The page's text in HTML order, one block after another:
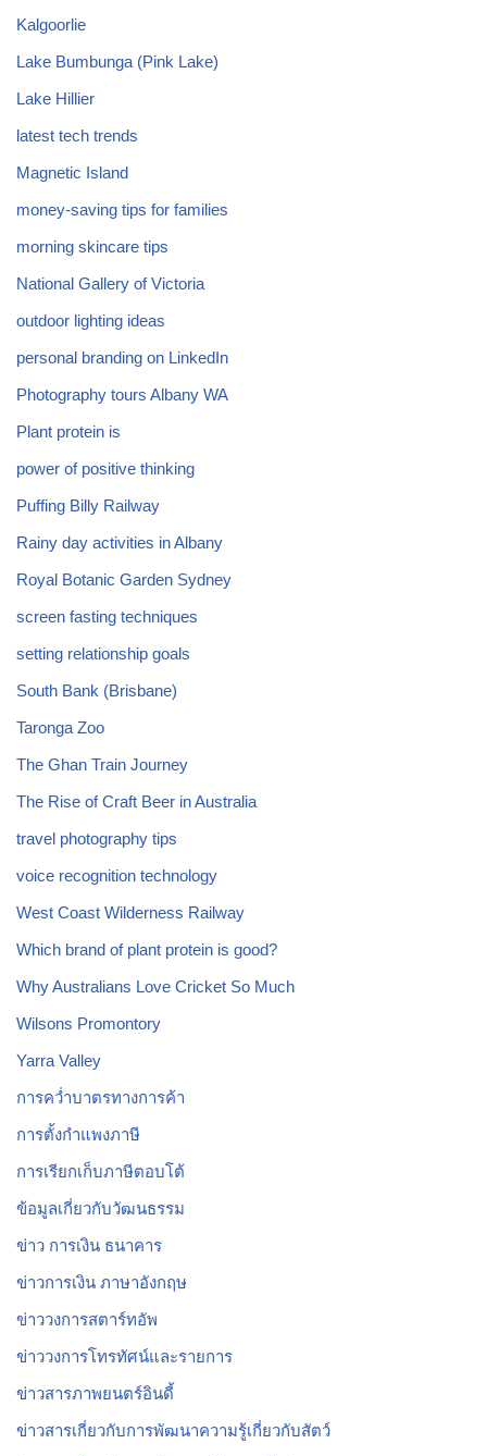
Kalgoorlie
Lake Bumbunga (Pink Lake)
Lake Hillier
latest tech trends
Magnetic Island
money-saving tips for families
morning skincare tips
National Gallery of Victoria
outdoor lighting ideas
personal branding on LinkedIn
Photography tours Albany WA
Plant protein is
power of positive thinking
Puffing Billy Railway
Rainy day activities in Albany
Royal Botanic Garden Sydney
screen fasting techniques
setting relationship goals
South Bank (Brisbane)
Taronga Zoo
The Ghan Train Journey
The Rise of Craft Beer in Australia
travel photography tips
voice recognition technology
West Coast Wilderness Railway
Which brand of plant protein is good?
Why Australians Love Cricket So Much
Wilsons Promontory
Yarra Valley
การคว่ำบาตรทางการค้า
การตั้งกำแพงภาษี
การเรียกเก็บภาษีตอบโต้
ข้อมูลเกี่ยวกับวัฒนธรรม
ข่าว การเงิน ธนาคาร
ข่าวการเงิน ภาษาอังกฤษ
ข่าววงการสตาร์ทอัพ
ข่าววงการโทรทัศน์และรายการ
ข่าวสารภาพยนตร์อินดี้
ข่าวสารเกี่ยวกับการพัฒนาความรู้เกี่ยวกับสัตว์